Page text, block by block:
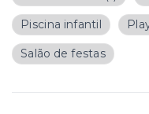
Piscina infantil
Salão de festas